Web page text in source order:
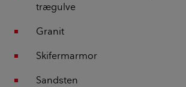
trægulve
Granit
Skifermarmor
Sandsten